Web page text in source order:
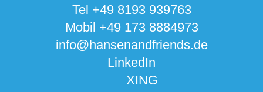
Tel +49 8193 939763
Mobil +49 173 8884973
info@hansenandfriends.de
LinkedIn
XING